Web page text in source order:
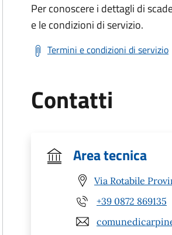
Per conoscere i dettagli di
e le condizioni di servizio.
Termini e condizioni di servizio
Contatti
Area tecnica
Via Rotabile
+39 0872 869135